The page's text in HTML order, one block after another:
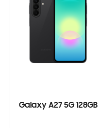
Galaxy A27 5G 128GB